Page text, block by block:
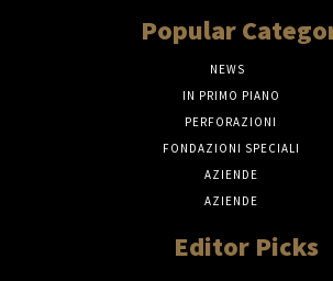
Popular
NEWS
IN PRIMO PIANO
PERFORAZIONI
FONDAZIONI SPECIALI
AZIENDE
AZIENDE
Editor Picks